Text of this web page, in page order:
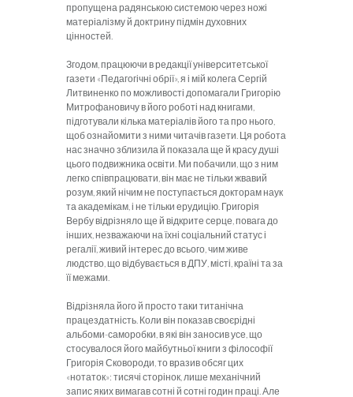
пропущена радянською системою через ножі
матеріалізму й доктрину підмін духовних
цінностей.
Згодом, працюючи в редакції університетської
газети «Педагогічні обрії», я і мій колега Сергій
Литвиненко по можливості допомагали Григорію
Митрофановичу в його роботі над книгами,
підготували кілька матеріалів його та про нього,
щоб ознайомити з ними читачів газети. Ця робота
нас значно зблизила й показала ще й красу душі
цього подвижника освіти. Ми побачили, що з ним
легко співпрацювати, він має не тільки жвавий
розум, який нічим не поступається докторам наук
та академікам, і не тільки ерудицію. Григорія
Вербу відрізняло ще й відкрите серце, повага до
інших, незважаючи на їхні соціальний статус і
регалії, живий інтерес до всього, чим живе
людство, що відбувається в ДПУ, місті, країні та за
її межами.
Відрізняла його й просто таки титанічна
працездатність. Коли він показав своєрідні
альбоми-саморобки, в які він заносив усе, що
стосувалося його майбутньої книги з філософії
Григорія Сковороди, то вразив обсяг цих
«нотаток»: тисячі сторінок, лише механічний
запис яких вимагав сотні й сотні годин праці. Але